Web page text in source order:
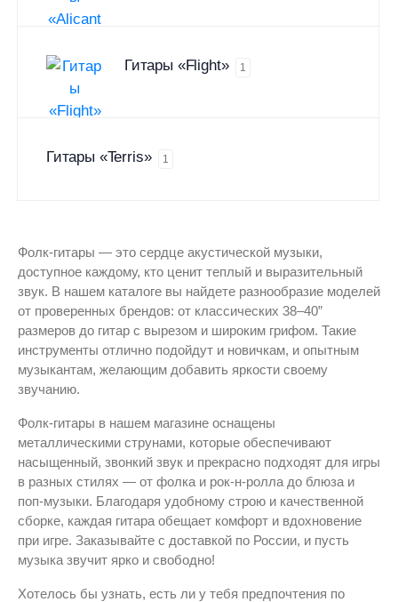
Гитары «Flight» 1
Гитары «Terris» 1
Фолк-гитары — это сердце акустической музыки,
доступное каждому, кто ценит теплый и выразительный
звук. В нашем каталоге вы найдете разнообразие моделей
от проверенных брендов: от классических 38–40”
размеров до гитар с вырезом и широким грифом. Такие
инструменты отлично подойдут и новичкам, и опытным
музыкантам, желающим добавить яркости своему
звучанию.
Фолк-гитары в нашем магазине оснащены
металлическими струнами, которые обеспечивают
насыщенный, звонкий звук и прекрасно подходят для игры
в разных стилях — от фолка и рок-н-ролла до блюза и
поп-музыки. Благодаря удобному строю и качественной
сборке, каждая гитара обещает комфорт и вдохновение
при игре. Заказывайте с доставкой по России, и пусть
музыка звучит ярко и свободно!
Хотелось бы узнать, есть ли у тебя предпочтения по